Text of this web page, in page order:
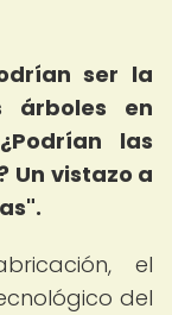
ser la
árboles en
las
Un vistazo a
el
del